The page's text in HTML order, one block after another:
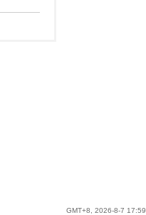
GMT+8, 2026-8-7 17:59